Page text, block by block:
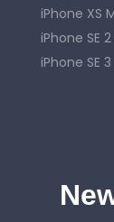
iPhone XS
iPhone SE
iPhone SE